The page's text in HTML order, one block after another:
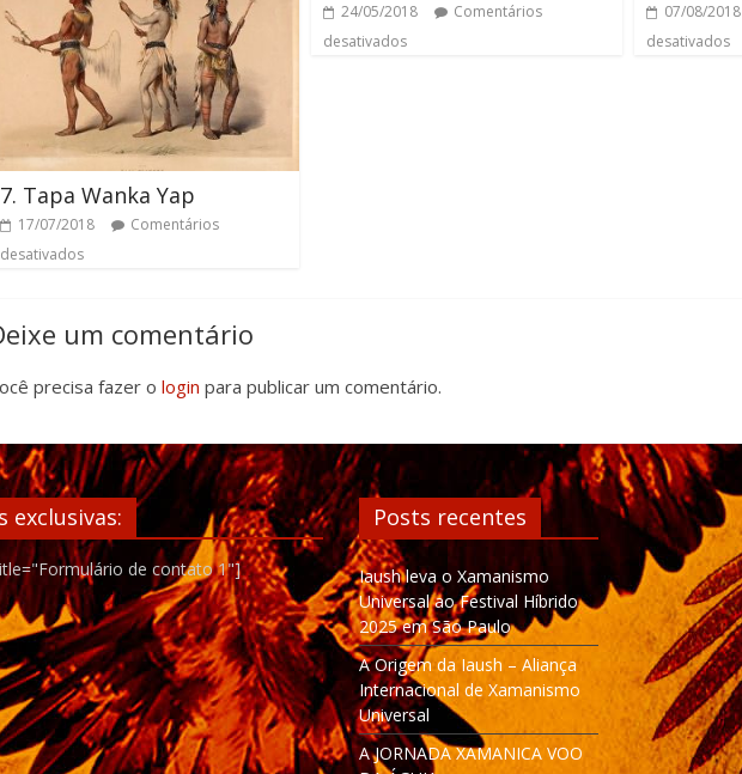
7. Tapa Wanka Yap
17/07/2018
Comentários
desativados
24/05/2018
Comentários
desativados
07/08/2018
desativados
um comentário
precisa fazer o login para publicar um comentário.
exclusivas:
de contato 1"]
Posts recentes
Iaush leva o Xamanismo
Universal ao Festival Híbrido
2025 em São Paulo
A Origem da Iaush – Aliança
Internacional de Xamanismo
Universal
A JORNADA XAMANICA VOO